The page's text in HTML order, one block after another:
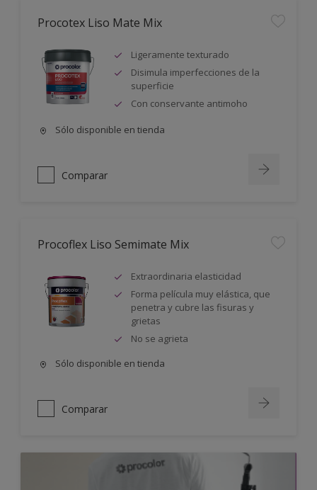
Procotex Liso Mate Mix
Ligeramente texturado
Disimula imperfecciones de la
superficie
Con conservante antimoho
Sólo disponible en tienda
Comparar
Procoflex Liso Semimate Mix
Extraordinaria elasticidad
Forma película muy elástica, que
penetra y cubre las fisuras y
grietas
No se agrieta
Sólo disponible en tienda
Comparar